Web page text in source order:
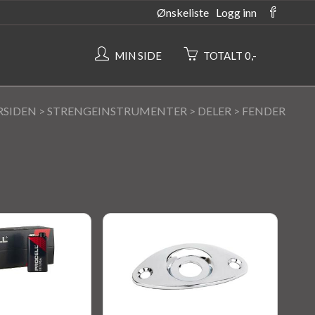
Ønskeliste Logg inn
MIN SIDE TOTALT 0,-
> STRENGEINSTRUMENTER > DELER > FENDER